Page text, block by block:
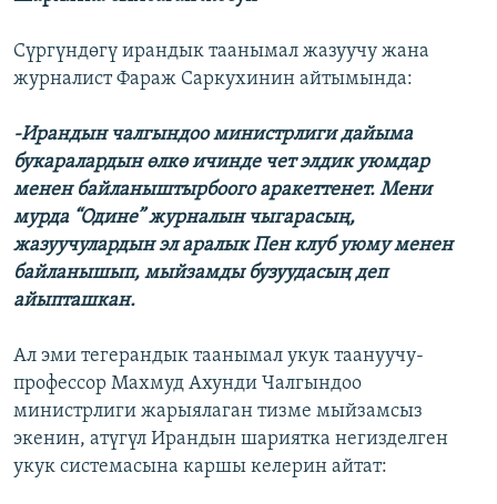
Сүргүндөгү ирандык таанымал жазуучу жана
журналист Фараж Саркухинин айтымында:
-Ирандын чалгындоо министрлиги дайыма
букаралардын өлкө ичинде чет элдик уюмдар
менен байланыштырбоого аракеттенет. Мени
мурда “Одине” журналын чыгарасың,
жазуучулардын эл аралык Пен клуб уюму менен
байланышып, мыйзамды бузуудасың деп
айыпташкан.
Ал эми тегерандык таанымал укук таануучу-
профессор Махмуд Ахунди Чалгындоо
министрлиги жарыялаган тизме мыйзамсыз
экенин, атүгүл Ирандын шариятка негизделген
укук системасына каршы келерин айтат: